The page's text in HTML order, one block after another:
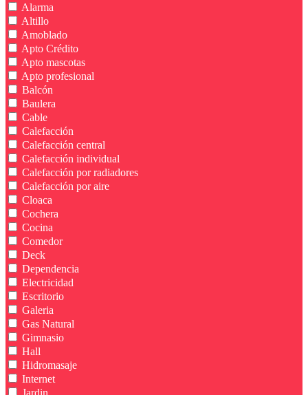
Alarma
Altillo
Amoblado
Apto Crédito
Apto mascotas
Apto profesional
Balcón
Baulera
Cable
Calefacción
Calefacción central
Calefacción individual
Calefacción por radiadores
Calefacción por aire
Cloaca
Cochera
Cocina
Comedor
Deck
Dependencia
Electricidad
Escritorio
Galeria
Gas Natural
Gimnasio
Hall
Hidromasaje
Internet
Jardin